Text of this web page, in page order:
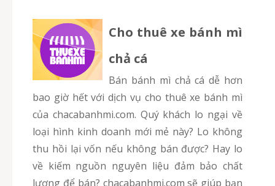
Cho thuê xe bánh mì
chả cá
Bán bánh mì chả cá dễ hơn
bao giờ hết với dịch vụ cho thuê xe bánh mì
của chacabanhmi.com. Quý khách lo ngại về
loại hình kinh doanh mới mẻ này? Lo không
thu hồi lại vốn nếu không bán được? Hay lo
về kiếm nguồn nguyên liệu đảm bảo chất
lượng để bán? chacabanhmi.com sẽ giúp bạn